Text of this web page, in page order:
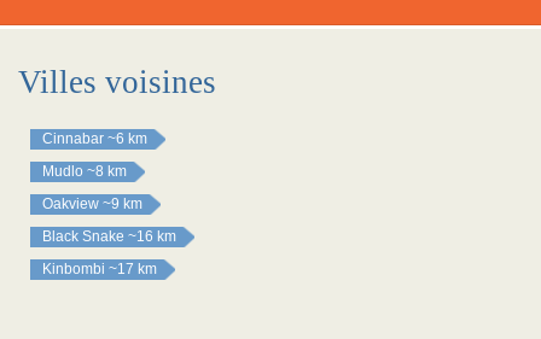
Villes voisines
Cinnabar ~6 km
Mudlo ~8 km
Oakview ~9 km
Black Snake ~16 km
Kinbombi ~17 km